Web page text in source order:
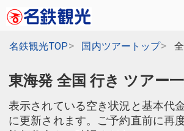
名鉄観光TOP 国内ツアートップ
東海発 全国 行き ツアー
表示されている空き状況と基本代
に更新されます。ご予約直前に再